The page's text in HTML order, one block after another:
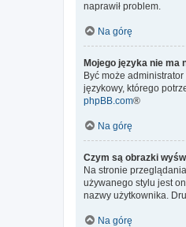
naprawił problem.
Na górę
Mojego języka nie ma
Być może
językowy, którego
phpBB.com®
Na górę
Czym są obrazki
Na stronie
używanego stylu jest
nazwy użytkownika.
Na górę